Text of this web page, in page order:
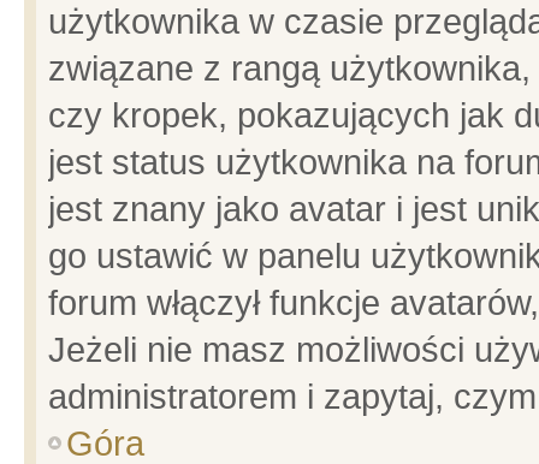
użytkownika w czasie
związane z rangą
czy kropek, pokazujących jak
jest status użytkownika na
jest znany jako avatar i jest
go ustawić w panelu
forum włączył funkcje
Jeżeli nie masz możliwości
administratorem i zapytaj,
Góra